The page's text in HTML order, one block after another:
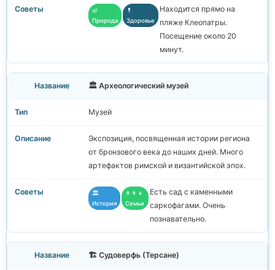
🌿
Природа
💊
Здоровье
Находится прямо на
пляже Клеопатры.
Посещение около 20
минут.
🏛️ Археологический музей
Музей
Экспозиция, посвященная истории региона
от бронзового века до наших дней. Много
артефактов римской и византийской эпох.
🏛️
История
👨‍👩‍👧
Семьи
Есть сад с каменными
саркофагами. Очень
познавательно.
🏗️ Судоверфь (Терсане)